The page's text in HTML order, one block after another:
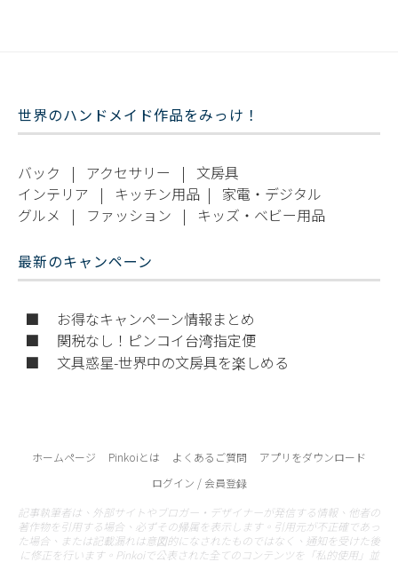
世界のハンドメイド作品をみっけ！
バック | アクセサリー | 文房具
インテリア | キッチン用品 | 家電・デジタル
グルメ | ファッション | キッズ・ベビー用品
最新のキャンペーン
■ お得なキャンペーン情報まとめ
■ 関税なし！ピンコイ台湾指定便
■ 文具惑星-世界中の文房具を楽しめる
ホームページ Pinkoiとは よくあるご質問
アプリをダウンロード
ログイン / 会員登録
記事執筆者は、外部サイトやブロガー・デザイナーが発信する情報、他者の
著作物を引用する場合、必ずその帰属を表示します。引用元が不正確であっ
た場合、または記載漏れは意図的になされたものではなく、通知を受けた後
に修正を行います。Pinkoiで公表された全てのコンテンツを「私的使用」並